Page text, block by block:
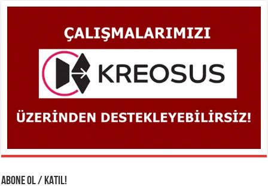
ABONE OL / KATIL!